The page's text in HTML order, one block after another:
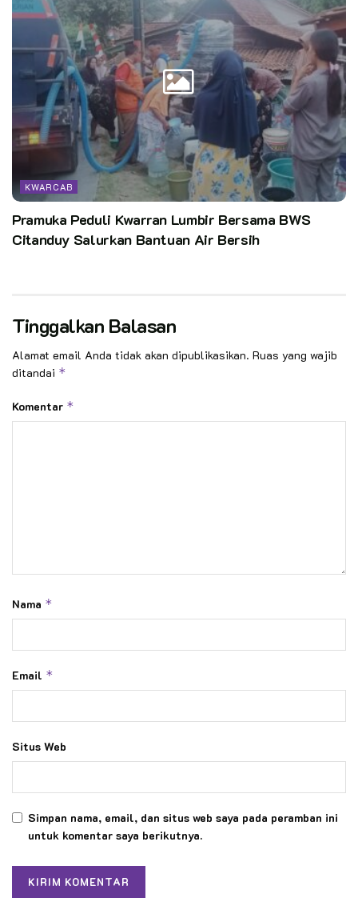
KWARCAB
Pramuka Peduli Kwarran Lumbir Bersama BWS
Citanduy Salurkan Bantuan Air Bersih
Tinggalkan Balasan
Alamat email Anda tidak akan dipublikasikan. Ruas yang wajib
ditandai *
Komentar *
Nama *
Email *
Situs Web
Simpan nama, email, dan situs web saya pada peramban ini
untuk komentar saya berikutnya.